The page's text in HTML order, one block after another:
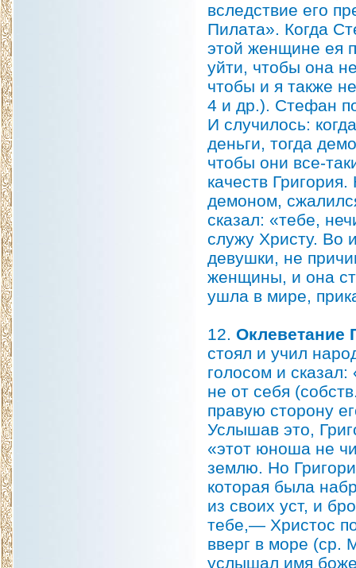
вследствие его
Пилата». Когда
этой женщине ея
уйти, чтобы она
чтобы и я также
4 и др.). Стефан
И случилось:
деньги, тогда
чтобы они все-
качеств
демоном,
сказал: «тебе,
служу Христу. Во
девушки, не
женщины, и она
ушла в мире,
12. Оклеветание
стоял и учил
голосом и
не от себя
правую сторону
Услышав это,
«этот юноша не
землю. Но
которая была
из своих уст, и
тебе,— Христос
вверг в море (ср.
услышал имя